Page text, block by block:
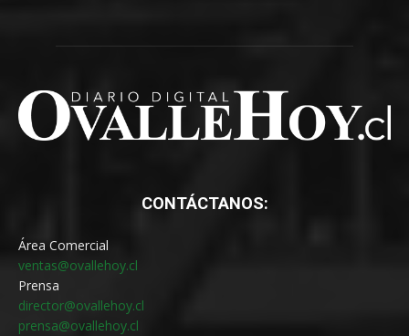
CONTÁCTANOS:
Área Comercial
ventas@ovallehoy.cl
Prensa
director@ovallehoy.cl
prensa@ovallehoy.cl